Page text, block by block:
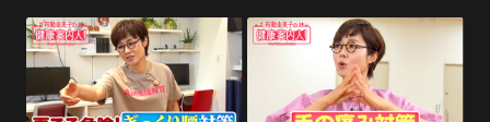
る動作に注意！“椎間関節（ついか
んかんせつ）”タイプの腰痛対策」
をご案内します！ 後半は、有働さん
の「2分体操」！たった2分で元気な
足腰をめざす体操を、一緒に楽しく
やってみましょう！
に注意！“椎間板（ついかんば
ん）”の腰痛対策」をご案内しま
す！ 後半は、有働さんの「2分体
操」！たった2分で元気な足腰をめ
ざす体操を、一緒に楽しくやってみ
ましょう！